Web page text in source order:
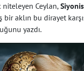
niteleyen Ceylan,
aklın bu dirayet
yazdı.